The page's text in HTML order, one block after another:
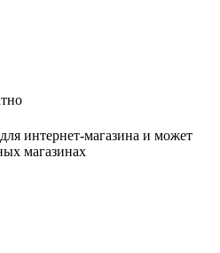
интернет-магазина и может
магазинах